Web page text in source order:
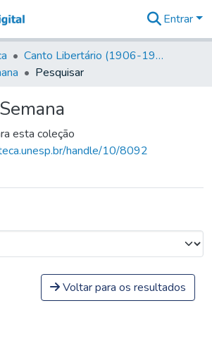
&
Coleções
Tudo na
Digital
Estatísticas
Entrar
Canto Libertário (1906-1995)
Pesquisar
esta coleção
handle/10/8092
Voltar para os resultados